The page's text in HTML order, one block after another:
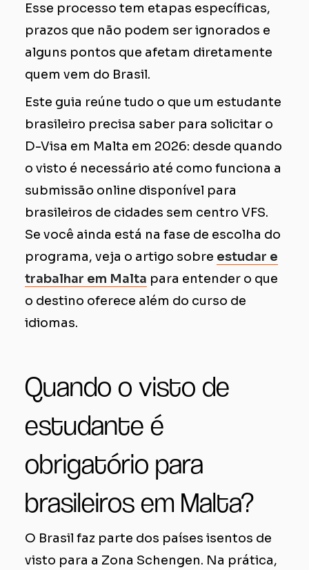
Esse processo tem etapas específicas,
prazos que não podem ser ignorados e
alguns pontos que afetam diretamente
quem vem do Brasil.
Este guia reúne tudo o que um estudante
brasileiro precisa saber para solicitar o
D-Visa em Malta em 2026: desde quando
o visto é necessário até como funciona a
submissão online disponível para
brasileiros de cidades sem centro VFS.
Se você ainda está na fase de escolha do
programa, veja o artigo sobre estudar e
trabalhar em Malta para entender o que
o destino oferece além do curso de
idiomas.
Quando o visto de
estudante é
obrigatório para
brasileiros em Malta?
O Brasil faz parte dos países isentos de
visto para a Zona Schengen. Na prática,